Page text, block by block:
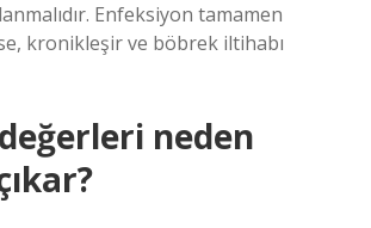
Enfeksiyon tamamen
kronikleşir ve böbrek iltihabı
neden